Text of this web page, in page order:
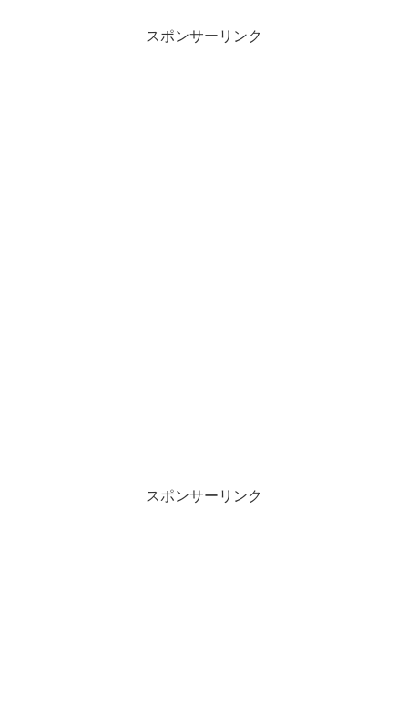
スポンサーリンク
スポンサーリンク